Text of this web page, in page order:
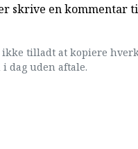
skrive en kommentar
ikke tilladt at kopiere
dag uden aftale.